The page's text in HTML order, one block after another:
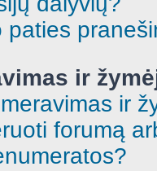
paties
ir
ir
forumą